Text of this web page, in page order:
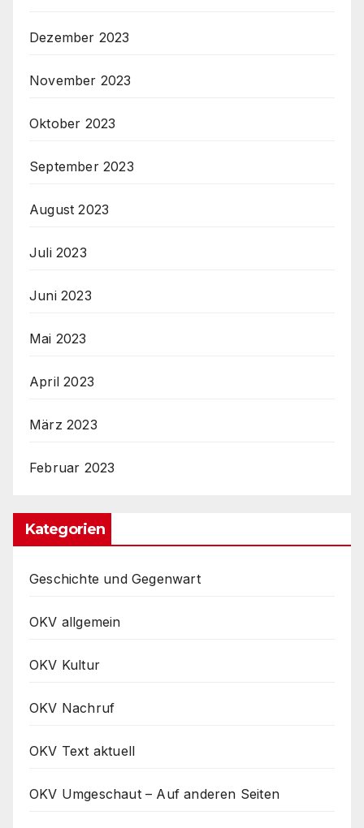
Dezember 2023
November 2023
Oktober 2023
September 2023
August 2023
Juli 2023
Juni 2023
Mai 2023
April 2023
März 2023
Februar 2023
Kategorien
Geschichte und Gegenwart
OKV allgemein
OKV Kultur
OKV Nachruf
OKV Text aktuell
OKV Umgeschaut – Auf anderen Seiten